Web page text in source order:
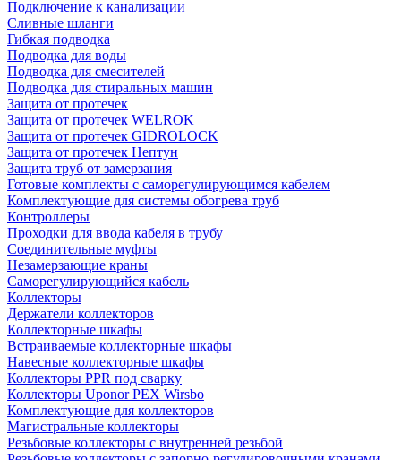
Подключение к канализации
Сливные шланги
Гибкая подводка
Подводка для воды
Подводка для смесителей
Подводка для стиральных машин
Защита от протечек
Защита от протечек WELROK
Защита от протечек GIDROLOCK
Защита от протечек Нептун
Защита труб от замерзания
Готовые комплекты с саморегулирующимся кабелем
Комплектующие для системы обогрева труб
Контроллеры
Проходки для ввода кабеля в трубу
Соединительные муфты
Незамерзающие краны
Саморегулирующийся кабель
Коллекторы
Держатели коллекторов
Коллекторные шкафы
Встраиваемые коллекторные шкафы
Навесные коллекторные шкафы
Коллекторы PPR под сварку
Коллекторы Uponor PEX Wirsbo
Комплектующие для коллекторов
Магистральные коллекторы
Резьбовые коллекторы с внутренней резьбой